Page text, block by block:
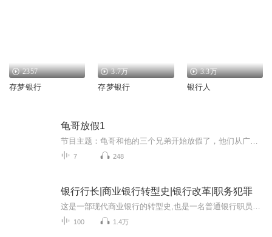
2357
存梦银行
3.7万
存梦银行
3.3万
银行人
龟哥放假1
7 248
银行行长|商业银行转型史|银行改革|职务犯罪
100 1.4万